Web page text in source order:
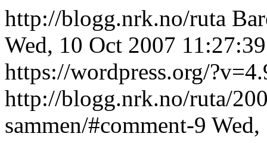
http://blogg.nrk.no/ruta
Wed, 10 Oct 2007
https://wordpress.org/
http://blogg.nrk.no/ruta/
sammen/#comment-9